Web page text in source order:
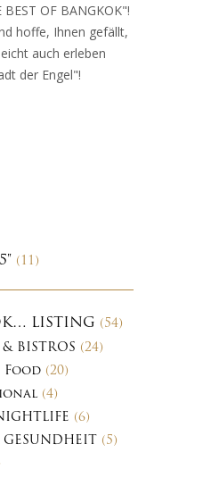
OF BANGKOK"!
hoffe, Ihnen gefällt,
auch erleben
der Engel"!
(11)
LISTING (54)
& BISTROS (24)
Food (20)
(4)
(6)
(5)